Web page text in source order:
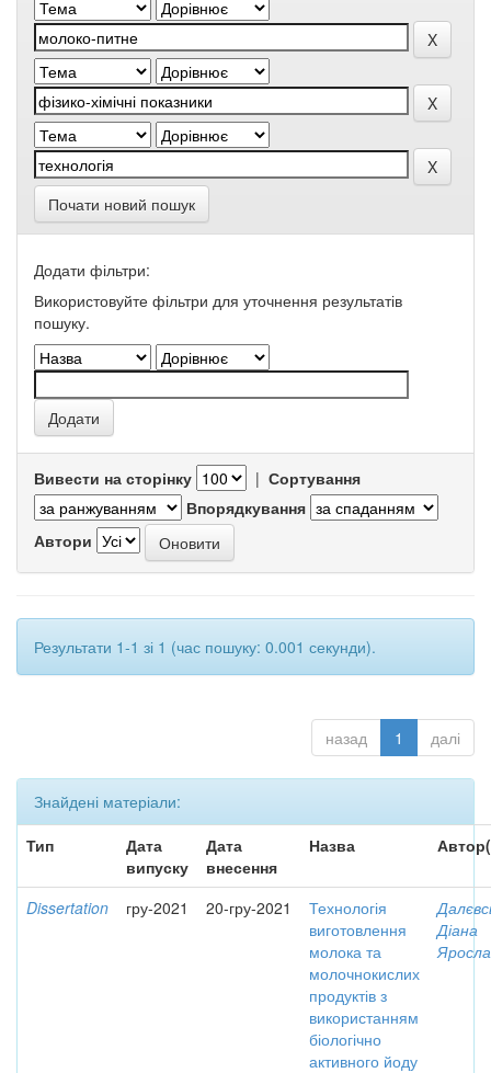
Почати новий пошук
Додати фільтри:
Використовуйте фільтри для уточнення результатів
пошуку.
Вивести на сторінку | Сортування
Впорядкування
Автори
Результати 1-1 зі 1 (час пошуку: 0.001 секунди).
назад 1 далі
Знайдені матеріали:
Тип
Дата
випуску
Дата
внесення
Назва
Dissertation гру-2021 20-гру-2021
Технологія
виготовлення
молока та
молочнокислих
продуктів з
використанням
біологічно
активного йоду
Діана